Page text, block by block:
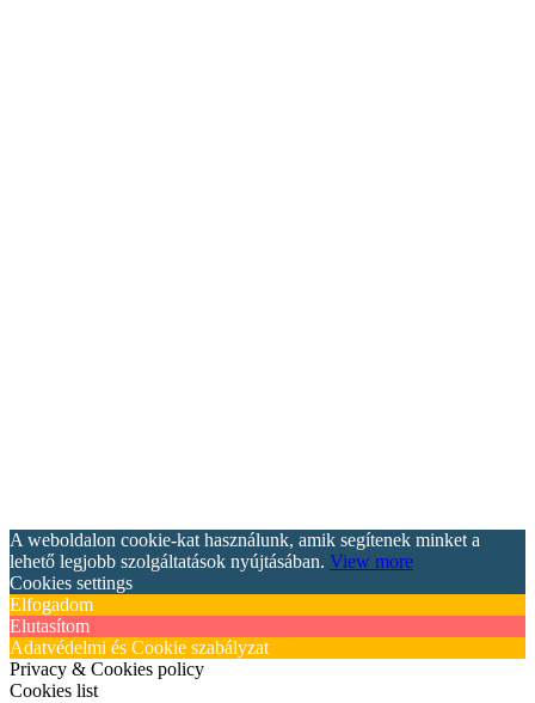
A weboldalon cookie-kat használunk, amik segítenek minket a
lehető legjobb szolgáltatások nyújtásában. View more
Cookies settings
Elfogadom
Elutasítom
Adatvédelmi és Cookie szabályzat
Privacy & Cookies policy
Cookies list